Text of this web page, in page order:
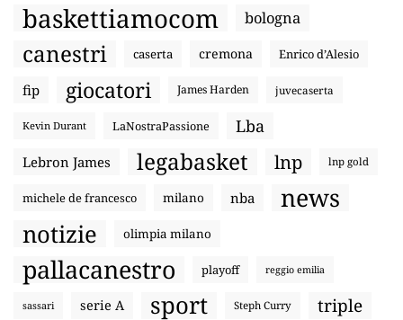
baskettiamocom bologna
canestri caserta cremona Enrico d’Alesio
fip giocatori James Harden juvecaserta
Kevin Durant LaNostraPassione Lba
Lebron James legabasket lnp lnp gold
michele de francesco milano nba news
notizie olimpia milano
pallacanestro playoff reggio emilia
sassari serie A sport Steph Curry triple